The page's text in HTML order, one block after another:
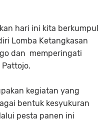
hari ini kita berkumpul
Lomba Ketangkasan
dan memperingati
Pattojo.
kegiatan yang
bentuk kesyukuran
pesta panen ini